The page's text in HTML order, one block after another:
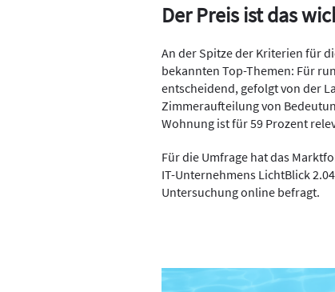
Der Preis ist das
An der Spitze der Kriterien für
bekannten Top-Themen: Für
entscheidend, gefolgt von der
Zimmeraufteilung von
Wohnung ist für 59 Prozent
Für die Umfrage hat das
IT-Unternehmens LichtBlick
Untersuchung online befragt.